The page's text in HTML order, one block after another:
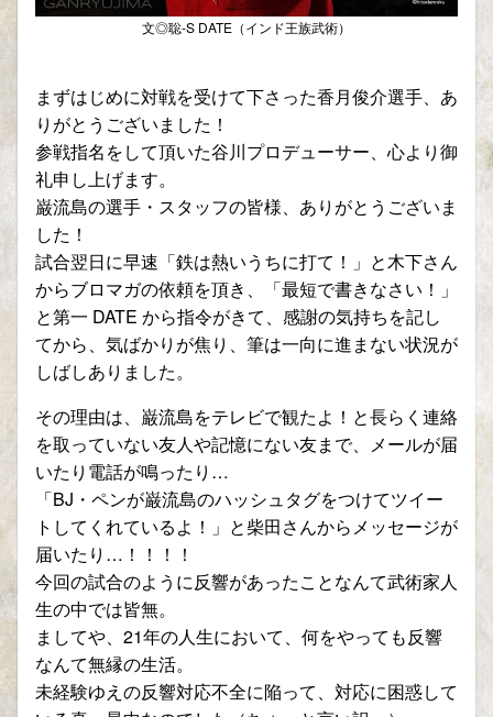
文◎聡-S DATE（インド王族武術）
まずはじめに対戦を受けて下さった香月俊介選手、あ
りがとうございました！
参戦指名をして頂いた谷川プロデューサー、心より御
礼申し上げます。
巌流島の選手・スタッフの皆様、ありがとうございま
した！
試合翌日に早速「鉄は熱いうちに打て！」と木下さん
からブロマガの依頼を頂き、「最短で書きなさい！」
と第一 DATE から指令がきて、感謝の気持ちを記し
てから、気ばかりが焦り、筆は一向に進まない状況が
しばしありました。
その理由は、巌流島をテレビで観たよ！と長らく連絡
を取っていない友人や記憶にない友まで、メールが届
いたり電話が鳴ったり…
「BJ・ペンが巌流島のハッシュタグをつけてツイー
トしてくれているよ！」と柴田さんからメッセージが
届いたり…！！！！
今回の試合のように反響があったことなんて武術家人
生の中では皆無。
ましてや、21年の人生において、何をやっても反響
なんて無縁の生活。
未経験ゆえの反響対応不全に陥って、対応に困惑して